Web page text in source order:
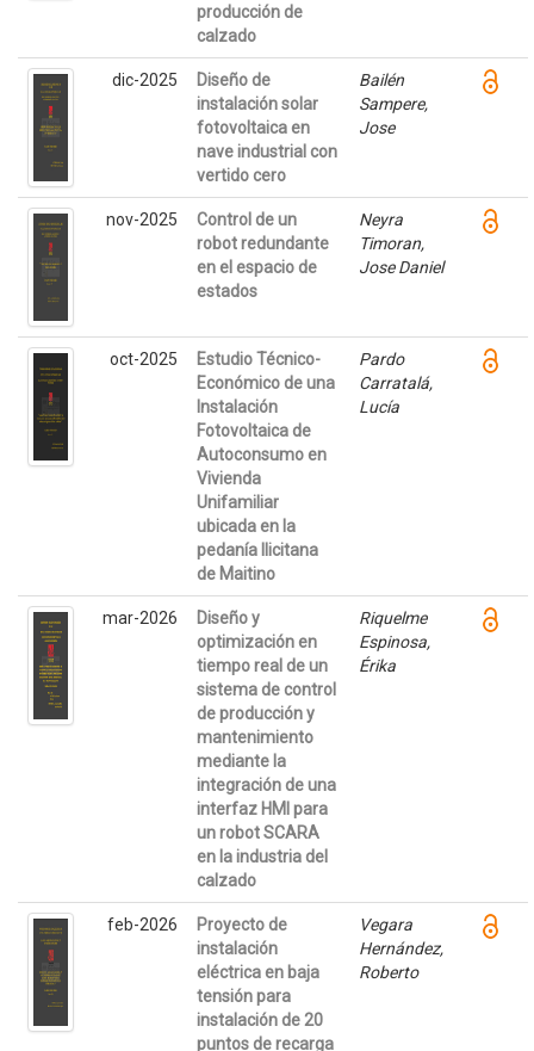
producción de
calzado
dic-2025
Diseño de
instalación solar
fotovoltaica en
nave industrial con
vertido cero
Bailén
Sampere,
Jose
nov-2025
Control de un
robot redundante
en el espacio de
estados
Neyra
Timoran,
Jose Daniel
oct-2025
Estudio Técnico-
Económico de una
Instalación
Fotovoltaica de
Autoconsumo en
Vivienda
Unifamiliar
ubicada en la
pedanía Ilicitana
de Maitino
Pardo
Carratalá,
Lucía
mar-2026
Diseño y
optimización en
tiempo real de un
sistema de control
de producción y
mantenimiento
mediante la
integración de una
interfaz HMI para
un robot SCARA
en la industria del
calzado
Riquelme
Espinosa,
Érika
feb-2026
Proyecto de
instalación
eléctrica en baja
tensión para
instalación de 20
puntos de recarga
Vegara
Hernández,
Roberto